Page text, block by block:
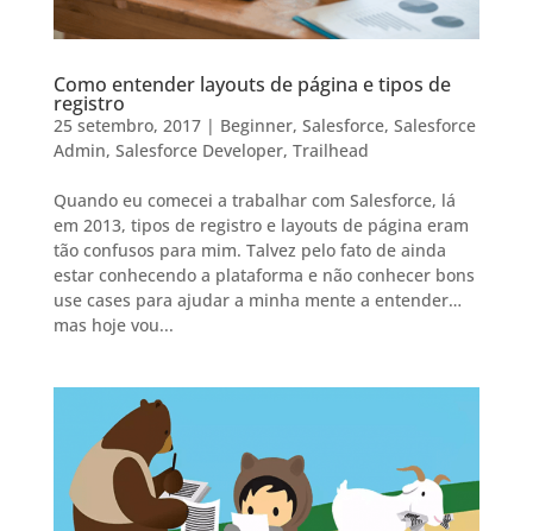
Como entender layouts de página e tipos de
registro
25 setembro, 2017| Beginner, Salesforce, Salesforce
Admin, Salesforce Developer, Trailhead
Quando eu comecei a trabalhar com Salesforce, lá
em 2013, tipos de registro e layouts de página eram
tão confusos para mim. Talvez pelo fato de ainda
estar conhecendo a plataforma e não conhecer bons
use cases para ajudar a minha mente a entender…
mas hoje vou...